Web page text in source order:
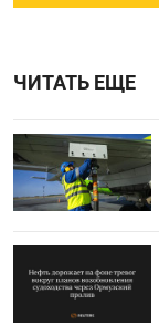
ЧИТАТЬ ЕЩЕ